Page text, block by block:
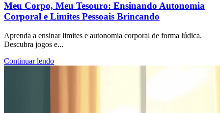
Meu Corpo, Meu Tesouro: Ensinando Autonomia
Corporal e Limites Pessoais Brincando
Aprenda a ensinar limites e autonomia corporal de forma lúdica.
Descubra jogos e...
Continuar lendo